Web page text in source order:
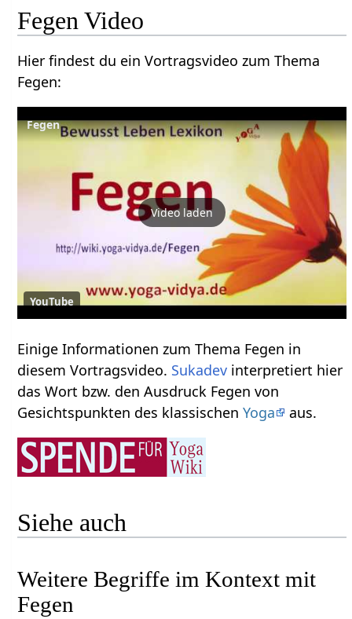
Fegen‏‎ Video
Hier findest du ein Vortragsvideo zum Thema
Fegen‏‎:
Fegen
Video laden
YouTube
Einige Informationen zum Thema Fegen‏‎ in
diesem Vortragsvideo. Sukadev interpretiert hier
das Wort bzw. den Ausdruck Fegen‏‎ von
Gesichtspunkten des klassischenYoga aus.
Siehe auch
Weitere Begriffe im Kontext mit